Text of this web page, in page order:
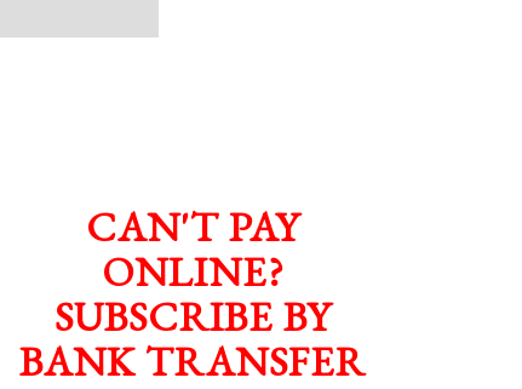
CAN'T PAY
ONLINE?
SUBSCRIBE BY
BANK TRANSFER